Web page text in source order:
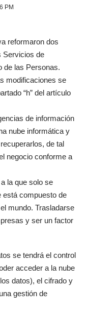
PM
reformaron dos
Servicios de
de las Personas.
modificaciones se
“h” del artículo
de información
nube informática y
de tal
negocio conforme a
la que solo se
está compuesto de
mundo. Trasladarse
y ser un factor
se tendrá el control
acceder a la nube
datos), el cifrado y
gestión de